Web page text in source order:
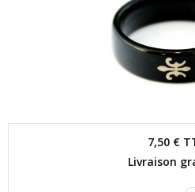
7,50 €
Livraison